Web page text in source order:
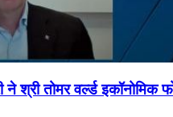
तोमर वर्ल्ड इकॉनोमिक